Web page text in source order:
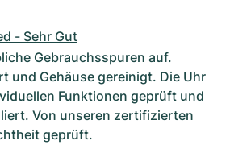
- Sehr Gut
Gebrauchsspuren auf.
und Gehäuse gereinigt. Die Uhr
Funktionen geprüft und
Von unseren zertifizierten
geprüft.